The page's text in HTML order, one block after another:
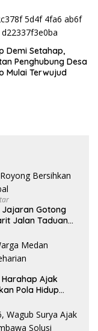
Demi Setahap,
Penghubung Desa
Mulai Terwujud
Jajaran Gotong
Jalan Taduan
Ajak
Pola Hidup